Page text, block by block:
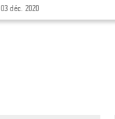
03 déc. 2020